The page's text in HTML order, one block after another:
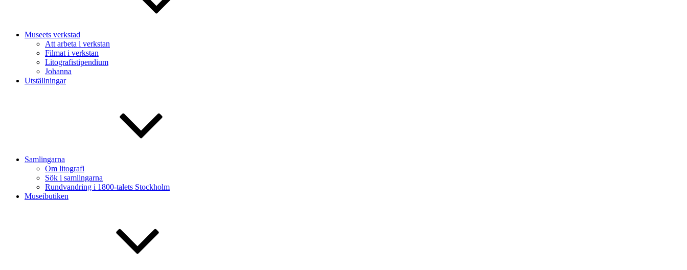
Museets verkstad
Att arbeta i verkstan
Filmat i verkstan
Litografistipendium
Johanna
Utställningar
Samlingarna
Om litografi
Sök i samlingarna
Rundvandring i 1800-talets Stockholm
Museibutiken